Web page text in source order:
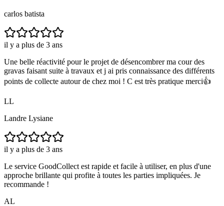
carlos batista
il y a plus de 3 ans
Une belle réactivité pour le projet de désencombrer ma cour des
gravas faisant suite à travaux et j ai pris connaissance des différents
points de collecte autour de chez moi ! C est très pratique merci👍
LL
Landre Lysiane
il y a plus de 3 ans
Le service GoodCollect est rapide et facile à utiliser, en plus d'une
approche brillante qui profite à toutes les parties impliquées. Je
recommande !
AL